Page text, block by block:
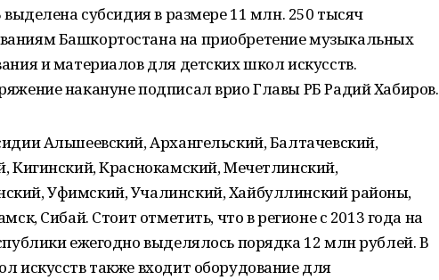
субсидия в размере 11 млн. 250 тысяч
Башкортостана на приобретение музыкальных
и материалов для детских школ искусств.
накануне подписал врио Главы РБ Радий Хабиров.
Альшеевский, Архангельский, Балтачевский,
Кигинский, Краснокамский, Мечетлинский,
Уфимский, Учалинский, Хайбуллинский районы,
Сибай. Стоит отметить, что в регионе с 2013 года на
ежегодно выделялось порядка 12 млн рублей. В
искусств также входит оборудование для